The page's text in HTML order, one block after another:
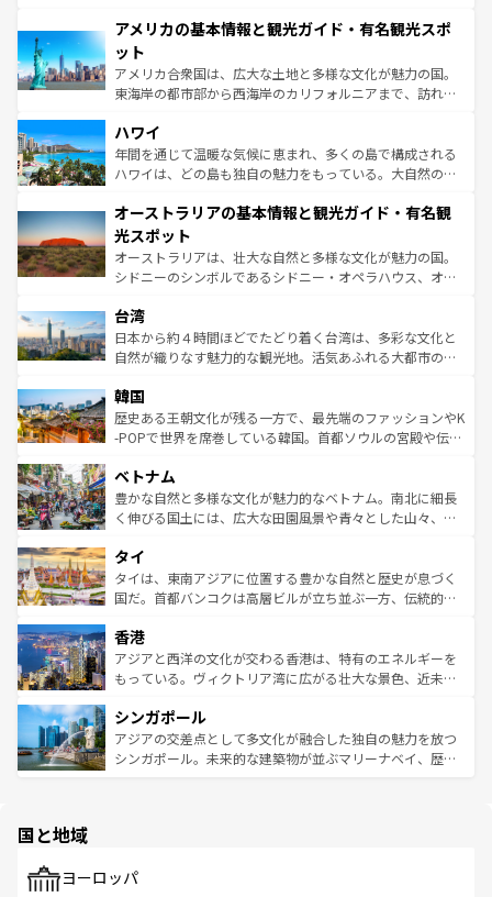
ンツ一覧を参照してほしい。
の建物がそのまま残る町や、スイスならではのユニークな
博物館もあり、アルプス観光だけでなく町歩きも満喫する
ことができる。国民の所得が高いため物価も高いが、旅行
者向けの交通パス提供のサービスもあり、うまく活用すれ
着のスイス情報は
アメリカの基本情報と観光ガイド・有名観光スポ
ット
アメリカ合衆国は、広大な土地と多様な文化が魅力の国。
東海岸の都市部から西海岸のカリフォルニアまで、訪れる
のような巨大都市は、観光、ショッピング、エンターテイ
ンメントが詰まった刺激的なスポットだ。一方、アメリカ
西部には大自然が広がり、グランドキャニオンやイエロー
部のニューオーリンズでは、音楽と美食が融合した独特の
文化が魅力。旅行者はアメリカの各地域で異なる魅力を楽
しみながら、その多様性と豊かな歴史を感じることができ
るだろう。車でのロードトリップや列車の旅も、アメリカ
情報は
ハワイ
年間を通じて温暖な気候に恵まれ、多くの島で構成される
ハワイは、どの島も独自の魅力をもっている。大自然の神
ワイ島は見逃せない。また、定番の観光地といえばオアフ
島だが、静かな自然を求めるならマウイ島やカウアイ島が
おすすめ。エメラルドグリーンに輝く海をはじめ、豊かな
文化や歴史が息づいている。「アロハスピリット」と呼ば
人々、おいしいローカルフードやハワイアンミュージッ
ク、伝統的なフラダンスなど、すべてがハワイの魅力を彩
っている。訪れるたびに新しい発見と感動が待っているハ
はコンテンツ一覧
オーストラリアの基本情報と観光ガイド・有名観
光スポット
オーストラリアは、壮大な自然と多様な文化が魅力の国。
シドニーのシンボルであるシドニー・オペラハウス、オー
リアリーフや大陸中央部にそびえるウルル（エアーズロッ
ク）、タスマニアの美しい原生林やケアンズの熱帯雨林な
ど、見どころがたくさん。また、カフェやワイン、オージ
いる。アクティビティも充実しており、サーフィンやダイ
ビング、ハイキングなど、アウトドア好きにはたまらな
い。オーストラリアの多彩な魅力を存分に味わいつくそ
参照してほしい。
台湾
日本から約４時間ほどでたどり着く台湾は、多彩な文化と
自然が織りなす魅力的な観光地。活気あふれる大都市の台
ン）、静ひつな山岳地帯である台湾東部など、都市の喧騒
と山間の静けさが共存しており、訪れる人に新しい発見と
驚きをもたらしてくれる。また、奥深い台湾の食文化も魅
容にもいいと評判のスイーツなど、バラエティ豊かな料理
が味わえる。 なお、新着の台湾情報は コンテンツ一覧を参
照してほしい。
韓国
歴史ある王朝文化が残る一方で、最先端のファッションやK
-POPで世界を席巻している韓国。首都ソウルの宮殿や伝統
き、地方に足を延ばせば四季折々の自然美を楽しむことが
できる。そして、キムチや焼肉、絶品のストリートフード
まで、さまざまな韓国料理が待っている。夜には、韓国な
リティに包まれながら、韓国の多彩な魅力を心ゆくまで味
わってみてほしい。 なお、新着の韓国情報はコンテンツ一
覧を参照してほしい。
ベトナム
豊かな自然と多様な文化が魅力的なベトナム。南北に細長
く伸びる国土には、広大な田園風景や青々とした山々、世
急速な発展と共に伝統が息づく。ハノイの古い町並みやホ
ーチミン市のフランス統治時代の建物も、独特の雰囲気を
醸し出している。また、バラエティの豊かさとおいしさで
とつ。フォーやバインミー、ベトナムコーヒーなどは、ぜ
ひ現地で味わいたい。どの地域を訪れてもあたたかい人々
が旅行者を迎えてくれるので、きっと忘れられない旅にな
参照してほしい。
タイ
タイは、東南アジアに位置する豊かな自然と歴史が息づく
国だ。首都バンコクは高層ビルが立ち並ぶ一方、伝統的な
の活気が交差している。北部ではチェンマイなどの山岳地
帯で自然と触れ合い、南部ではプーケットやクラビの美し
いビーチでリゾート気分を楽しむことができる。タイ料理
激する。気候は一年中温暖で、どの季節にも異なる楽しみ
が待っている。親しみやすいタイの人々、仏教を中心とし
た文化、そして多様な観光資源が、訪れる旅人を魅了し続
香港
アジアと西洋の文化が交わる香港は、特有のエネルギーを
もっている。ヴィクトリア湾に広がる壮大な景色、近未来
み、どこを訪れても感動するはず。観光スポットが密集し
ており、効率よく見どころを回れるのも魅力。息をのむよ
うな絶景から文化的な体験まで、香港を存分に楽しみ尽く
シンガポール
アジアの交差点として多文化が融合した独自の魅力を放つ
シンガポール。未来的な建築物が並ぶマリーナベイ、歴史
で、ホーカーズは地元の風情を楽しめる外せないスポット
国と地域
ヨーロッパ